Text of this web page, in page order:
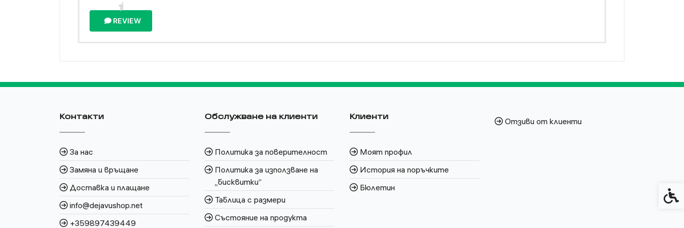
REVIEW
Контакти
За нас
Замяна и връщане
Доставка и плащане
info@dejavushop.net
+359897439449
Обслужване на клиенти
Политика за поверителност
Политика за използване на
„бисквитки“
Таблица с размери
Състояние на продукта
Клиенти
Моят профил
История на поръчките
Бюлетин
Отзиви от клиенти